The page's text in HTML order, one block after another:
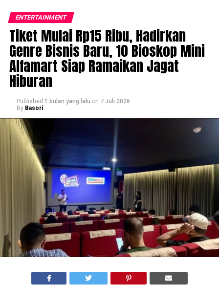
ENTERTAINMENT
Tiket Mulai Rp15 Ribu, Hadirkan
Genre Bisnis Baru, 10 Bioskop Mini
Alfamart Siap Ramaikan Jagat
Hiburan
Published 1 bulan yang lalu on 7 Juli 2026
By Basori